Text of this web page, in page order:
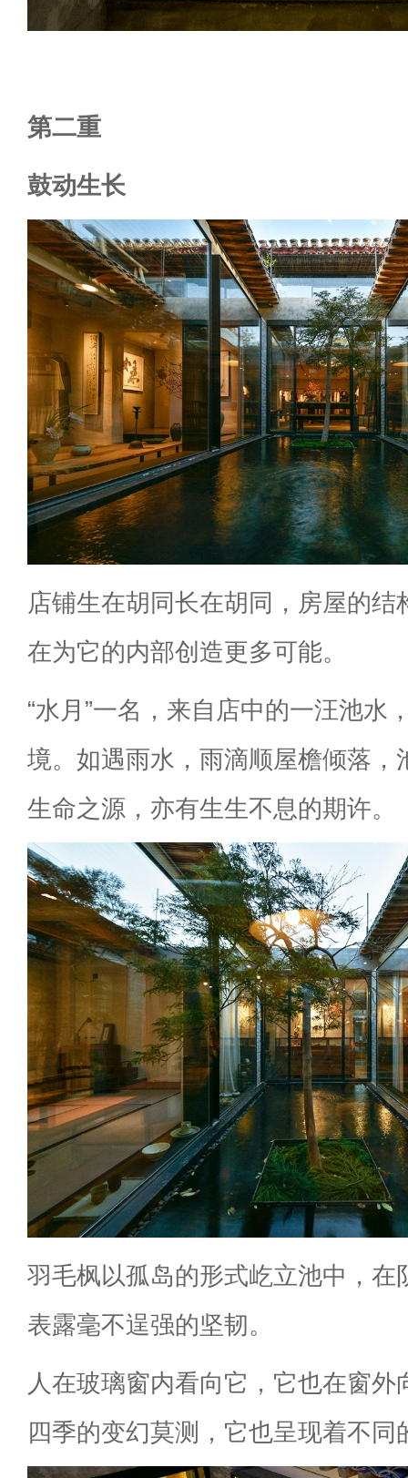
第二重
鼓动生长
店铺生在胡同长在胡同，房屋的结
在为它的内部创造更多可能。
“水月”一名，来自店中的一汪池水
境。如遇雨水，雨滴顺屋檐倾落，
生命之源，亦有生生不息的期许。
羽毛枫以孤岛的形式屹立池中，在
表露毫不逞强的坚韧。
人在玻璃窗内看向它，它也在窗
四季的变幻莫测，它也呈现着不同